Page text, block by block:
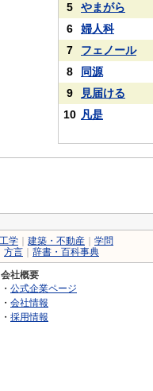
5
やまがら
6
婦人科
7
フェノール
8
同源
9
見届ける
10 凡是
工学 建築・不動産
学問
方言 辞書・百科事典
会社概要
・ 公式企業ページ
・ 会社情報
・ 採用情報